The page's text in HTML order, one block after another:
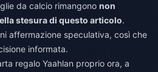
da calcio rimangono non
stesura di questo articolo.
affermazione speculativa, così che
informata.
regalo Yaahlan proprio ora, a